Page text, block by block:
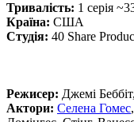
Тривалість: 1 серія
Країна: США
Студія: 40 Share
Режисер: Джемі
Актори: Селена Гомес,